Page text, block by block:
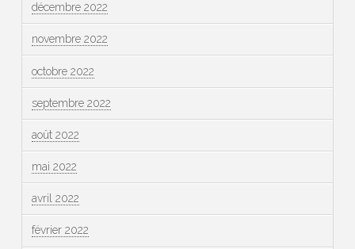
décembre 2022
novembre 2022
octobre 2022
septembre 2022
août 2022
mai 2022
avril 2022
février 2022